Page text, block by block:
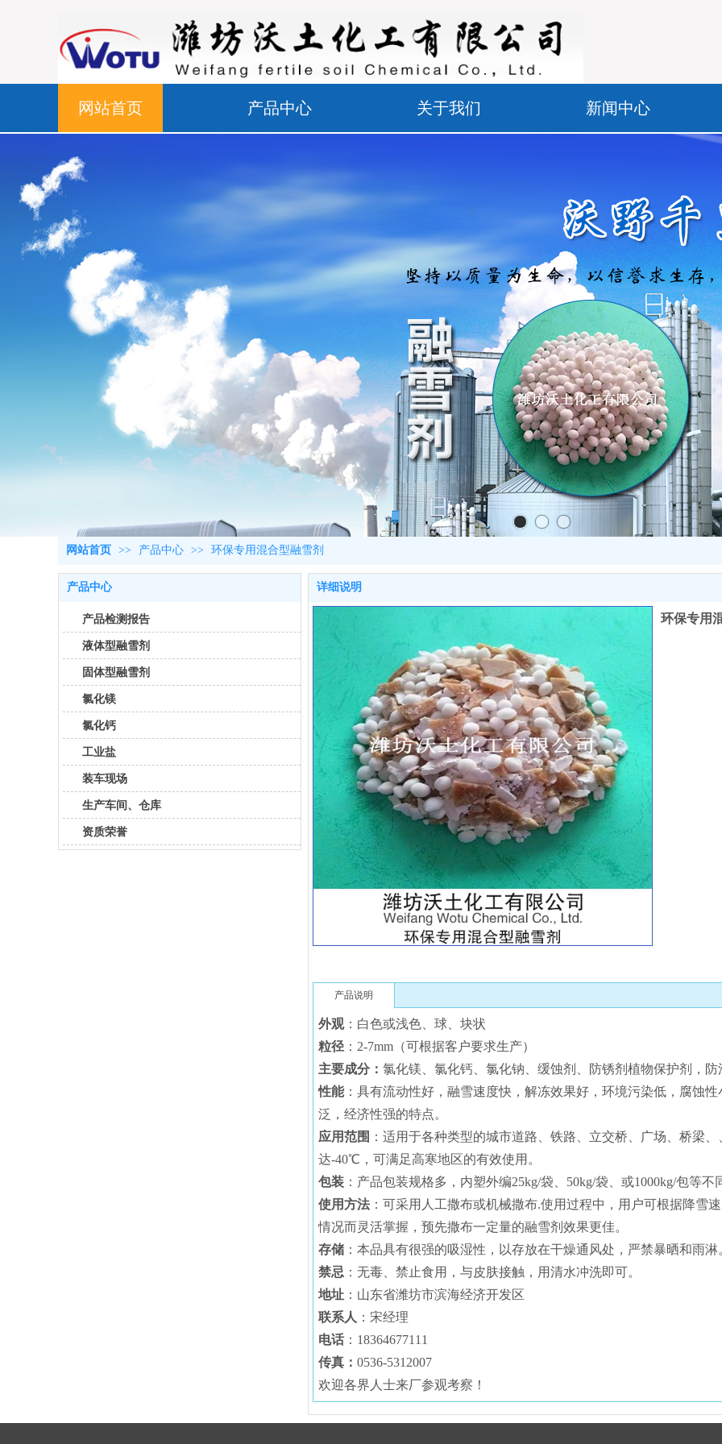
网站首页 产品中心 关于我们 新闻中心
网站首页 >> 产品中心 >> 环保专用混合型融雪剂
产品中心
产品检测报告
液体型融雪剂
固体型融雪剂
氯化镁
氯化钙
工业盐
装车现场
生产车间、仓库
资质荣誉
详细说明
环保专用
产品说明
外观：白色或浅色、球、块状
粒径 ：2-7mm（可根据客户要求生产）
主要成分： 氯化镁、氯化钙、氯化钠、缓蚀剂、防锈剂植物保护剂，防
性能：具有流动性好，融雪速度快，解冻效果好，环境污染低，腐蚀
泛，经济性强的特点。
应用范围 ：适用于各种类型的城市道路、铁路、立交桥、广场、桥梁
达-40℃，可满足高寒地区的有效使用。
包装 ：产品包装规格多，内塑外编25kg/袋、50kg/袋、或1000kg/包等
使用方法 ：可采用人工撒布或机械撒布.使用过程中，用户可根据降雪
情况而灵活掌握，预先撒布一定量的融雪剂效果更佳。
存储 ：本品具有很强的吸湿性，以存放在干燥通风处，严禁暴晒和雨淋
禁忌 ： 无毒、禁止食用，与皮肤接触，用清水冲洗即可。
地址 ：山东省潍坊市滨海经济开发区
联系人 ：宋经理
电话 ：18364677111
传真： 0536-5312007
欢迎各界人士来厂参观考察！